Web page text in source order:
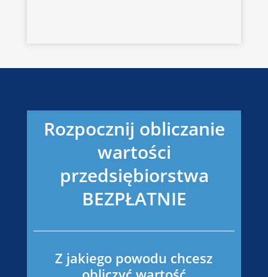
Rozpocznij obliczanie
wartości
przedsiębiorstwa
BEZPŁATNIE
Z jakiego powodu chcesz